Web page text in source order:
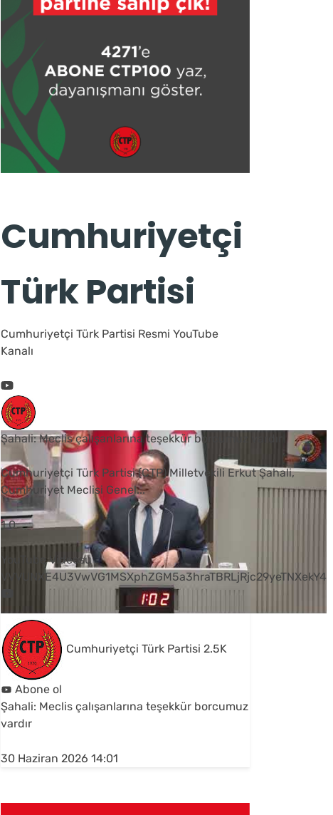
Cumhuriyetçi
Türk Partisi
Cumhuriyetçi Türk Partisi Resmi YouTube
Kanalı
Şahali: Meclis çalışanlarına teşekkür borcumuz vardır
Cumhuriyetçi Türk Partisi (CTP) Milletvekili Erkut Şahali,
Cumhuriyet Meclisi Genel...
1 0
YouTube Videosu
VVVUNXE4U3VwVG1MSXphZGM5a3hraTBRLjRjc29yeTNXekY4
Cumhuriyetçi Türk Partisi 2.5K
Abone ol
Şahali: Meclis çalışanlarına teşekkür borcumuz
vardır
30 Haziran 2026 14:01